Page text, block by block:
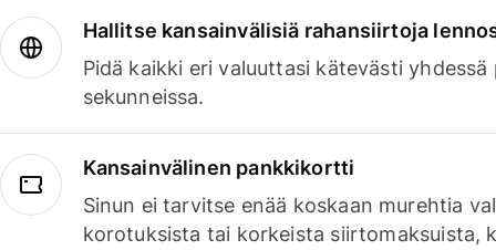
Hallitse kansainvälisiä rahansiirtoja
Pidä kaikki eri valuuttasi kätevästi yhdessä
sekunneissa.
Kansainvälinen pankkikortti
Sinun ei tarvitse enää koskaan murehtia
korotuksista tai korkeista siirtomaksuista,